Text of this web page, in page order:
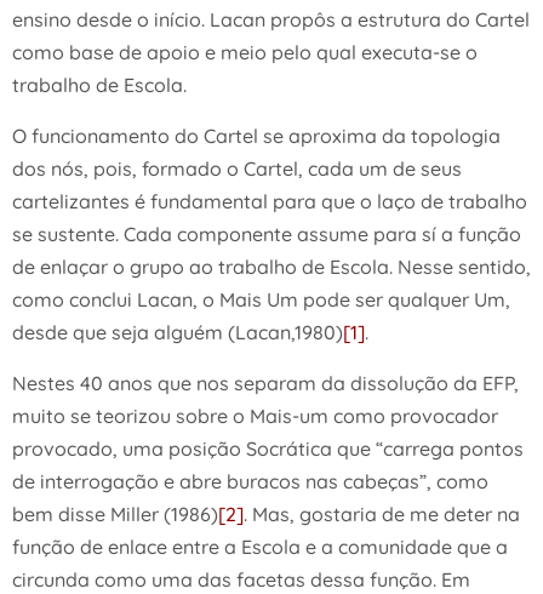
ensino desde o início. Lacan propôs a estrutura do Cartel
como base de apoio e meio pelo qual executa-se o
trabalho de Escola.
O funcionamento do Cartel se aproxima da topologia
dos nós, pois, formado o Cartel, cada um de seus
cartelizantes é fundamental para que o laço de trabalho
se sustente. Cada componente assume para sí a função
de enlaçar o grupo ao trabalho de Escola. Nesse sentido,
como conclui Lacan, o Mais Um pode ser qualquer Um,
desde que seja alguém (Lacan,1980)[1].
Nestes 40 anos que nos separam da dissolução da EFP,
muito se teorizou sobre o Mais-um como provocador
provocado, uma posição Socrática que “carrega pontos
de interrogação e abre buracos nas cabeças”, como
bem disse Miller (1986)[2]. Mas, gostaria de me deter na
função de enlace entre a Escola e a comunidade que a
circunda como uma das facetas dessa função. Em